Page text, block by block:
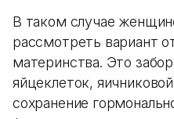
В таком случае
рассмотреть вариант
материнства. Это
яйцеклеток,
сохранение